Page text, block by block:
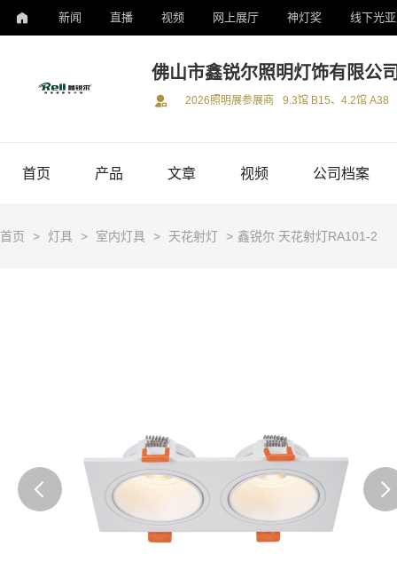
新闻 直播 视频 网上展厅 神灯奖 线下光
佛山市鑫锐尔照明灯饰有限公
2026照明展参展商 9.3馆 B15、4.2馆 A38
首页 产品 文章 视频 公司档案
首页 > 灯具 > 室内灯具 > 天花射灯 > 鑫锐尔 天花射灯RA101-2